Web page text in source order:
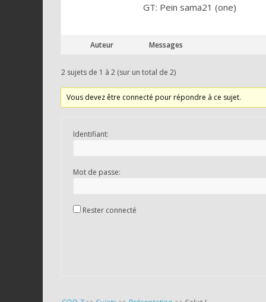
GT: Pein sama21 (one)
Auteur Messages
2 sujets de 1 à 2 (sur un total de 2)
Vous devez être connecté pour répondre à ce sujet.
Identifiant:
Mot de passe:
Rester connecté